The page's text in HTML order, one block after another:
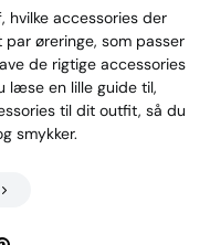
accessories der
øreringe, som passer
de rigtige accessories
læse en lille guide til,
til dit outfit, så du
smykker.